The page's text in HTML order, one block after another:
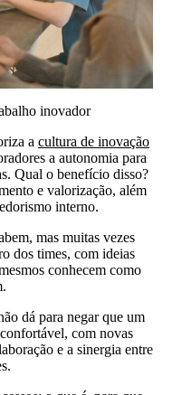
inovador
a cultura de inovação
a autonomia para
Qual o benefício disso?
e valorização, além
interno.
mas muitas vezes
dos times, com ideias
conhecem como
dá para negar que um
com novas
e a sinergia entre